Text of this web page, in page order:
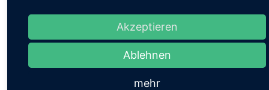
Fachinformatiker:in Fachrichtung
Anwendungsentwicklung
Patentanwaltsfachangestellter
Verwaltungsfachangestellte:r
Bachelor of Arts - Fachrichtung Verwaltung
Akzeptieren
Ablehnen
mehr